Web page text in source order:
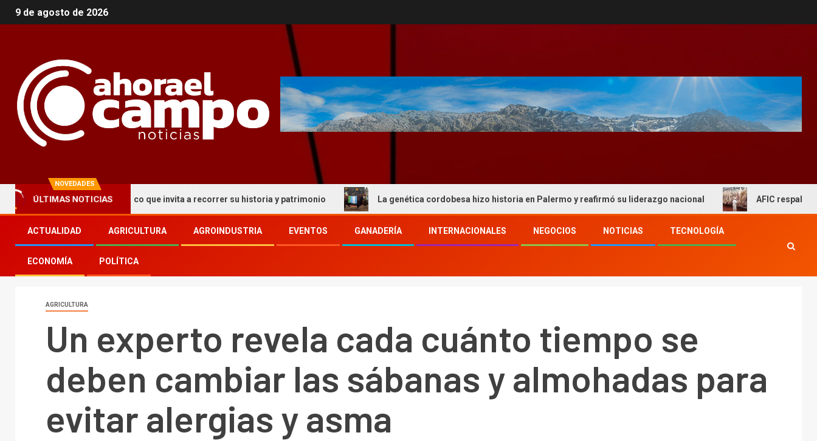
9 de agosto de 2026
NOVEDADES
ÚLTIMAS NOTICIAS
un circuito turístico que invita a recorrer su historia y patrimonio La genética cordobesa hizo historia en Palermo y reafirmó su liderazgo nacional AFIC respaldo al actual
ACTUALIDAD AGRICULTURA AGROINDUSTRIA EVENTOS GANADERÍA INTERNACIONALES NEGOCIOS NOTICIAS TECNOLOGÍA
ECONOMÍA POLÍTICA
AGRICULTURA
Un experto revela cada cuánto tiempo se
deben cambiar las sábanas y almohadas para
evitar alergias y asma